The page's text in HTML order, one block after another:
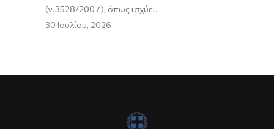
(ν.3528/2007), όπως ισχύει.
30 Ιουλίου, 2026